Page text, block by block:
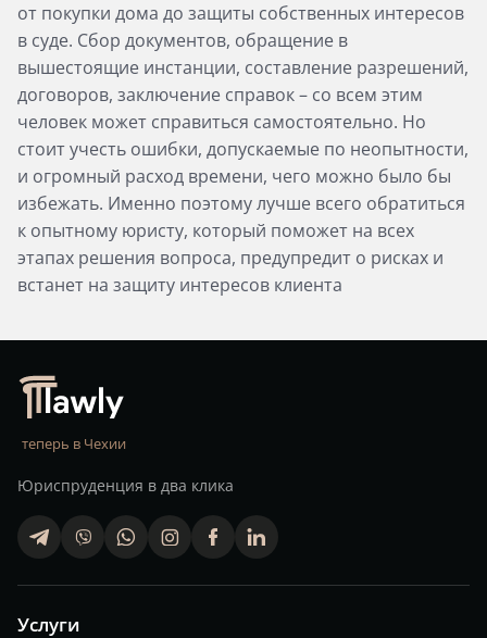
от покупки дома до защиты собственных интересов
в суде. Сбор документов, обращение в
вышестоящие инстанции, составление разрешений,
договоров, заключение справок – со всем этим
человек может справиться самостоятельно. Но
стоит учесть ошибки, допускаемые по неопытности,
и огромный расход времени, чего можно было бы
избежать. Именно поэтому лучше всего обратиться
к опытному юристу, который поможет на всех
этапах решения вопроса, предупредит о рисках и
встанет на защиту интересов клиента
теперь в Чехии
Юриспруденция в два клика
telegram viber whatsapp finstagram facebook linkedin
Услуги